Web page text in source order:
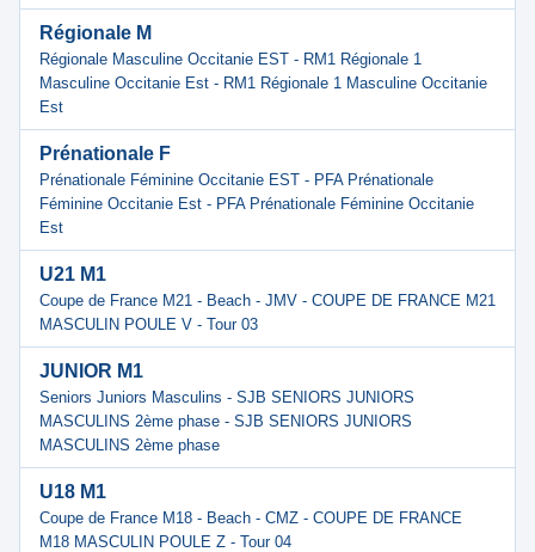
Régionale M
Régionale Masculine Occitanie EST - RM1 Régionale 1
Masculine Occitanie Est - RM1 Régionale 1 Masculine Occitanie
Est
Prénationale F
Prénationale Féminine Occitanie EST - PFA Prénationale
Féminine Occitanie Est - PFA Prénationale Féminine Occitanie
Est
U21 M1
Coupe de France M21 - Beach - JMV - COUPE DE FRANCE M21
MASCULIN POULE V - Tour 03
JUNIOR M1
Seniors Juniors Masculins - SJB SENIORS JUNIORS
MASCULINS 2ème phase - SJB SENIORS JUNIORS
MASCULINS 2ème phase
U18 M1
Coupe de France M18 - Beach - CMZ - COUPE DE FRANCE
M18 MASCULIN POULE Z - Tour 04